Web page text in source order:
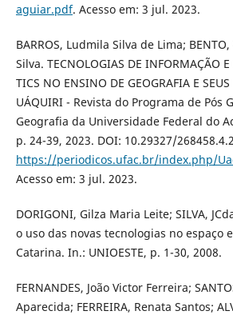
aguiar.pdf. Acesso em: 3 jul. 2023.
BARROS, Ludmila Silva de Lima;
Silva. TECNOLOGIAS DE INFORMAÇÃO
TICS NO ENSINO DE GEOGRAFIA E SEUS
UÁQUIRI - Revista do Programa de Pós
Geografia da Universidade Federal do
p. 24-39, 2023. DOI: 10.29327/
https://periodicos.ufac.br/index.php/
Acesso em: 3 jul. 2023.
DORIGONI, Gilza Maria Leite; SILVA,
o uso das novas tecnologias no espaço
Catarina. In.: UNIOESTE, p. 1-30, 2008.
FERNANDES, João Victor Ferreira;
Aparecida; FERREIRA, Renata Santos;